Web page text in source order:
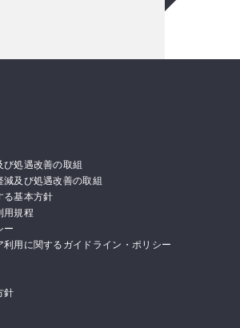
処遇改善の取組
及び処遇改善の取組
る基本方針
用規程
ー
利用に関するガイドライン・ポリシー
針